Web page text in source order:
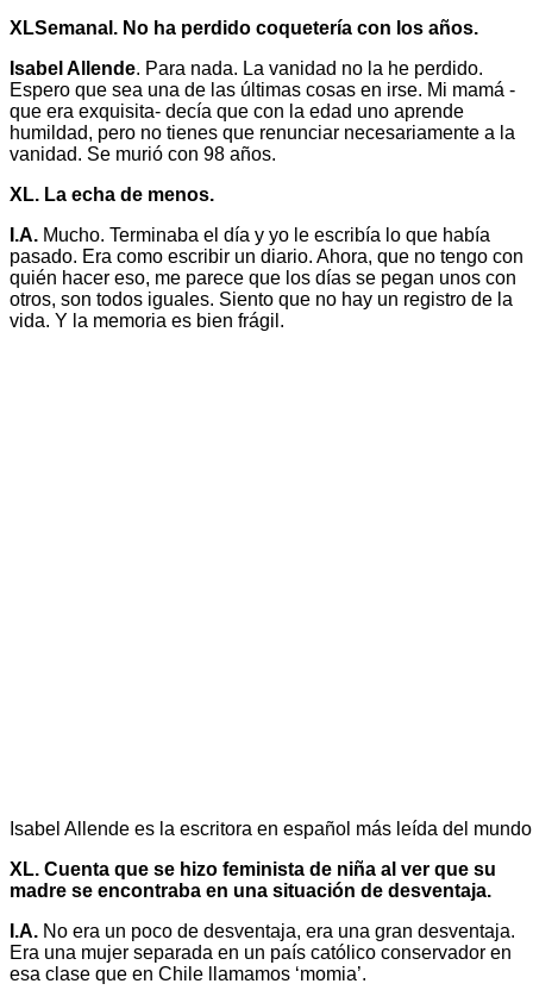
XLSemanal. No ha perdido coquetería con los años.
Isabel Allende. Para nada. La vanidad no la he perdido.
Espero que sea una de las últimas cosas en irse. Mi mamá -
que era exquisita- decía que con la edad uno aprende
humildad, pero no tienes que renunciar necesariamente a la
vanidad. Se murió con 98 años.
XL. La echa de menos.
I.A. Mucho. Terminaba el día y yo le escribía lo que había
pasado. Era como escribir un diario. Ahora, que no tengo con
quién hacer eso, me parece que los días se pegan unos con
otros, son todos iguales. Siento que no hay un registro de la
vida. Y la memoria es bien frágil.
Isabel Allende es la escritora en español más leída del
XL. Cuenta que se hizo feminista de niña al ver que su
madre se encontraba en una situación de desventaja.
I.A. No era un poco de desventaja, era una gran desventaja.
Era una mujer separada en un país católico conservador en
esa clase que en Chile llamamos ‘momia’.